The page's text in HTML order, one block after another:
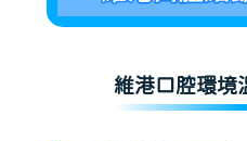
維港口腔環境